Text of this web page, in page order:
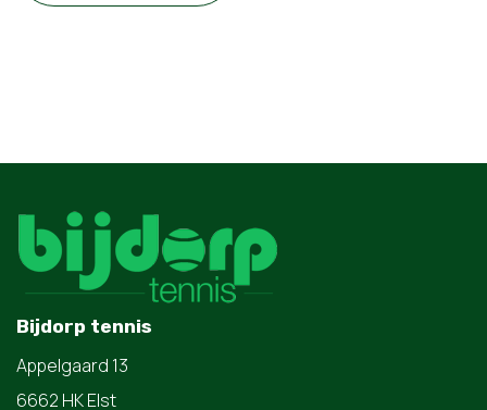
Bijdorp tennis
Appelgaard 13
6662 HK Elst